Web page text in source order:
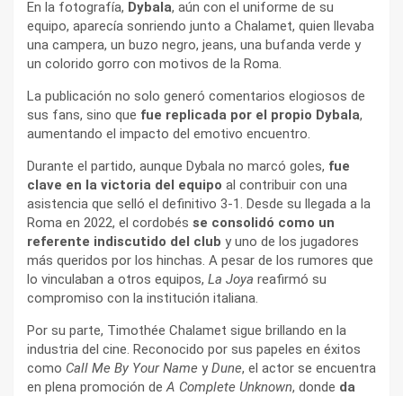
En la fotografía, Dybala, aún con el uniforme de su
equipo, aparecía sonriendo junto a Chalamet, quien llevaba
una campera, un buzo negro, jeans, una bufanda verde y
un colorido gorro con motivos de la Roma.
La publicación no solo generó comentarios elogiosos de
sus fans, sino que fue replicada por el propio Dybala,
aumentando el impacto del emotivo encuentro.
Durante el partido, aunque Dybala no marcó goles, fue
clave en la victoria del equipo al contribuir con una
asistencia que selló el definitivo 3-1. Desde su llegada a la
Roma en 2022, el cordobés se consolidó como un
referente indiscutido del club y uno de los jugadores
más queridos por los hinchas. A pesar de los rumores que
lo vinculaban a otros equipos, La Joya reafirmó su
compromiso con la institución italiana.
Por su parte, Timothée Chalamet sigue brillando en la
industria del cine. Reconocido por sus papeles en éxitos
como Call Me By Your Name yDune, el actor se encuentra
en plena promoción de A Complete Unknown, donde da